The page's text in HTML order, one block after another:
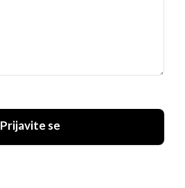
Prijavite se